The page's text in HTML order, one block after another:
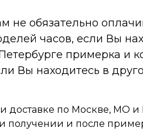
не обязательно
часов, если Вы
примерка и
Вы находитесь в
доставке по Москве, МО и
получении и после